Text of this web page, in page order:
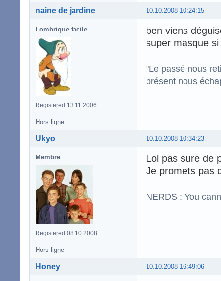
10.10.2008 10:24:15
naine de jardine
Lombrique facile
Registered 13.11.2006
ben viens
super masque
"Le passé nous
présent nous
Hors ligne
10.10.2008 10:34:23
Ukyo
Membre
Registered 08.10.2008
Lol pas sure de
Je promets pas
NERDS : You
Hors ligne
10.10.2008 16:49:06
Honey